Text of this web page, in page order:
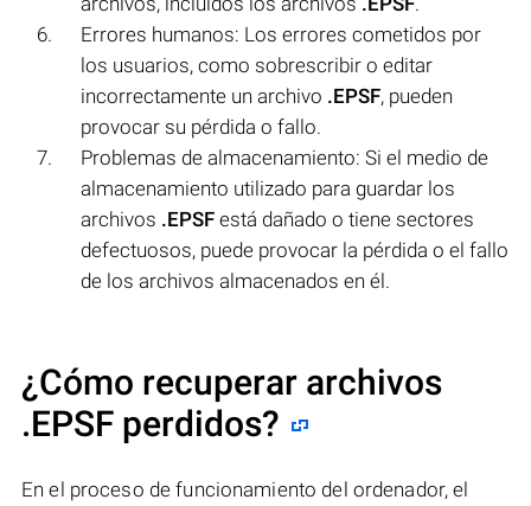
Errores humanos: Los errores cometidos por
los usuarios, como sobrescribir o editar
incorrectamente un archivo .EPSF, pueden
provocar su pérdida o fallo.
Problemas de almacenamiento: Si el medio de
almacenamiento utilizado para guardar los
archivos .EPSF está dañado o tiene sectores
defectuosos, puede provocar la pérdida o el fallo
de los archivos almacenados en él.
¿Cómo recuperar archivos
.EPSF perdidos?
En el proceso de funcionamiento del ordenador, el